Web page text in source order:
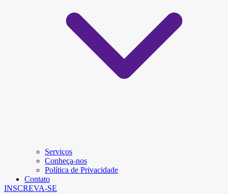
Serviços
Conheça-nos
Política de Privacidade
Contato
INSCREVA-SE